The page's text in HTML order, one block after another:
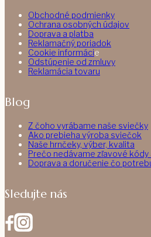
Obchodné podmienky
Ochrana osobných údajov
Doprava a platba
Reklamačný poriadok
Cookie informácie
Odstúpenie od zmluvy
Reklamácia tovaru
Blog
Z čoho vyrábame naše sviečky
Ako prebieha výroba sviečok
Naše hrnčeky, výber, kvalita
Prečo nedávame zľavové kódy
Doprava a doručenie čo
Sledujte nás